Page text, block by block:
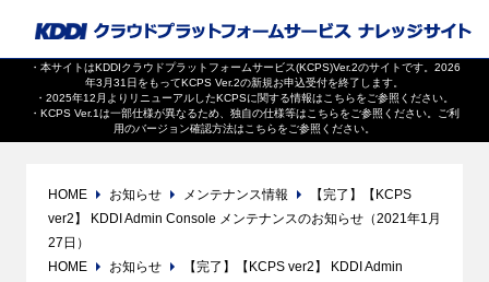
・本サイトはKDDIクラウドプラットフォームサービス(KCPS)Ver.2のサイトです。2026
年3月31日をもってKCPS Ver.2の新規お申込受付を終了します。
・2025年12月よりリニューアルしたKCPSに関する情報は こちらをご参照ください。
・KCPS Ver.1は一部仕様が異なるため、独自の仕様等は こちらをご参照ください。ご利
用のバージョン確認方法は こちらをご参照ください。
HOME お知らせ メンテナンス情報
【完了】【KCPS
ver2】 KDDI Admin Console メンテナンスのお知らせ（2021年1月
27日）
HOME
お知らせ
【完了】【KCPS ver2】 KDDI Admin